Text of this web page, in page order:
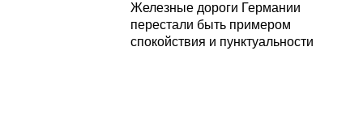
Железные дороги Германии
перестали быть примером
спокойствия и пунктуальности